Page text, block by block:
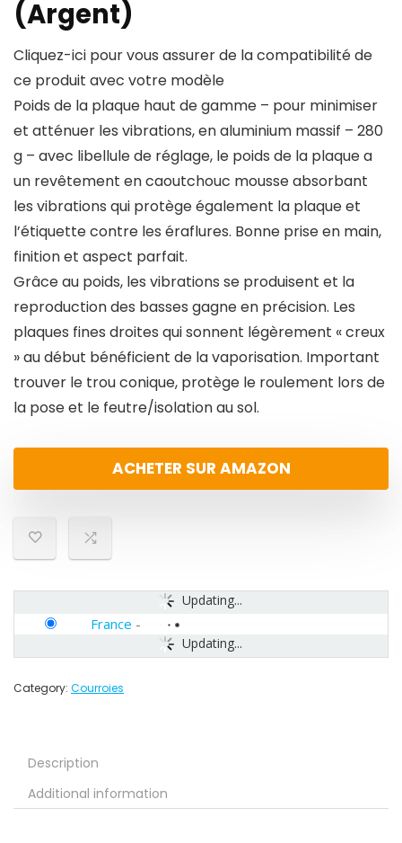
(Argent)
Cliquez-ici pour vous assurer de la compatibilité de
ce produit avec votre modèle
Poids de la plaque haut de gamme – pour minimiser
et atténuer les vibrations, en aluminium massif – 280
g – avec libellule de réglage, le poids de la plaque a
un revêtement en caoutchouc mousse absorbant
les vibrations qui protège également la plaque et
l’étiquette contre les éraflures. Bonne prise en main,
finition et aspect parfait.
Grâce au poids, les vibrations se produisent et la
reproduction des basses gagne en précision. Les
plaques fines droites qui sonnent légèrement « creux
» au début bénéficient de la vaporisation. Important
trouver le trou conique, protège le roulement lors de
la pose et le feutre/isolation au sol.
ACHETER SUR AMAZON
Updating...
Updating...
France -
Category: Courroies
Description
Additional information